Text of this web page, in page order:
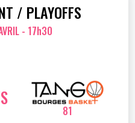
/ PLAYOFFS
- 17h30
81